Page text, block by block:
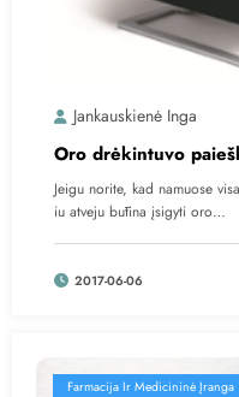
Jankauskienė Inga
Oro drėkintuvo
Jeigu norite, kad namuose
iu atveju būtina įsigyti oro…
2017-06-06
Farmacija Ir Medicininė Įranga